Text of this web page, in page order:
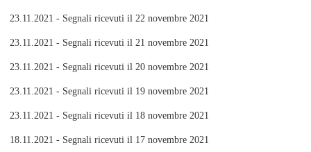
23.11.2021 - Segnali ricevuti il 22 novembre 2021
23.11.2021 - Segnali ricevuti il 21 novembre 2021
23.11.2021 - Segnali ricevuti il 20 novembre 2021
23.11.2021 - Segnali ricevuti il 19 novembre 2021
23.11.2021 - Segnali ricevuti il 18 novembre 2021
18.11.2021 - Segnali ricevuti il 17 novembre 2021